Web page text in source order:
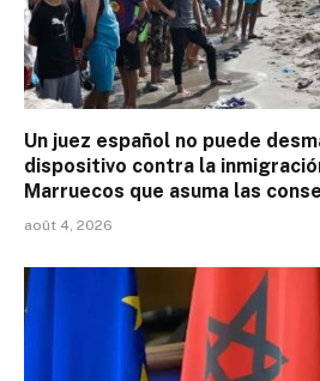
Un juez español no puede
dispositivo contra la
Marruecos que asuma las
août 4, 2026